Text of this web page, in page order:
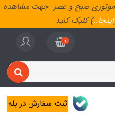
موتوری صبح و عصر جهت مشاهده
اینجا..) کلیک کنید
0
ثبت سفارش در بله